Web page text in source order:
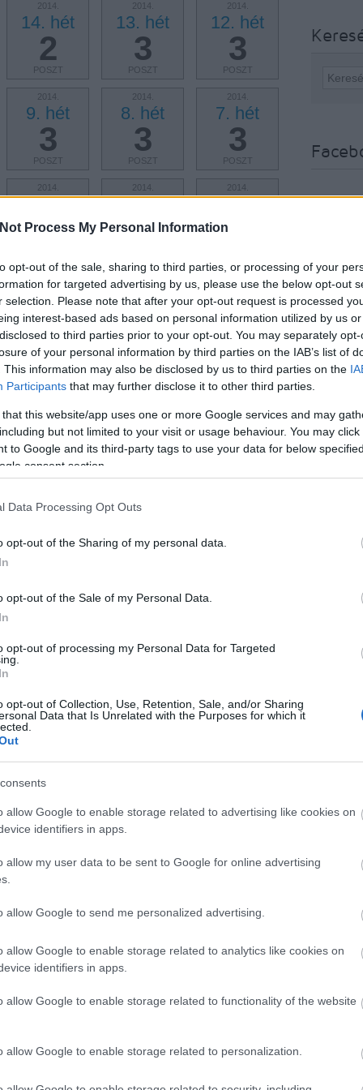
Process My Personal Information
opt-out of the sale, sharing to third parties, or processing of your
for targeted advertising by us, please use the below opt-out
selection. Please note that after your opt-out request is processed
interest-based ads based on personal information utilized by us
to third parties prior to your opt-out. You may separately
of your personal information by third parties on the IAB’s list of
This information may also be disclosed by us to third parties on the
Participants that may further disclose it to other third parties.
that this website/app uses one or more Google services and may
but not limited to your visit or usage behaviour. You may
to Google and its third-party tags to use your data for below
consent section.
Data Processing Opt Outs
opt-out of the Sharing of my personal data.
opt-out of the Sale of my Personal Data.
opt-out of processing my Personal Data for Targeted
opt-out of Collection, Use, Retention, Sale, and/or Sharing
Data that Is Unrelated with the Purposes for which it
allow Google to enable storage related to advertising like cookies on
identifiers in apps.
allow my user data to be sent to Google for online advertising
allow Google to send me personalized advertising.
allow Google to enable storage related to analytics like cookies on
identifiers in apps.
allow Google to enable storage related to functionality of the website
allow Google to enable storage related to personalization.
2014.
14. hét
2
POSZT
2014.
13. hét
3
POSZT
2014.
12. hét
3
POSZT
2014.
9. hét
3
POSZT
2014.
8. hét
3
POSZT
2014.
7. hét
3
POSZT
2014.
4. hét
3
2014.
3. hét
3
2014.
2. hét
2013.
52. hét
1
POSZT
2013.
51. hét
2
POSZT
50. hét
3
POSZT
2013.
47. hét
4
POSZT
2013.
46. hét
3
POSZT
2013.
45. hét
3
POSZT
42. hét
3
41. hét
3
40. hét
2
2013.
5
32. hét
POSZT
31. hét
POSZT
30. hét
POSZT
3 4 4
2013.
22. hét
5
21. hét
4 3
2013.
2
2013.
5
2013.
5
2013.
5
2013.
5
2013.
4
2015
2015
2014
2014
2014